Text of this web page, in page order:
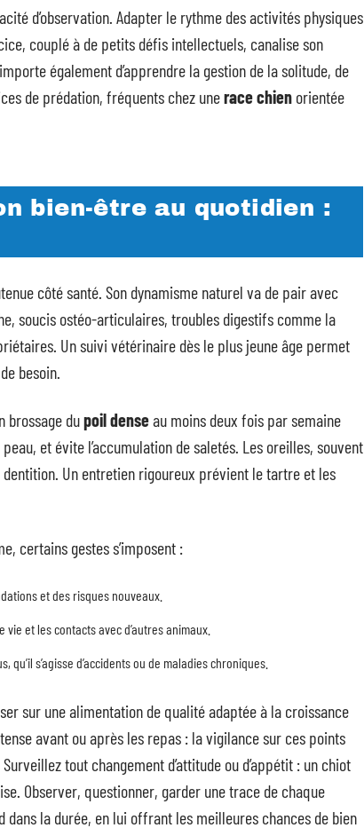
d’observation. Adapter le rythme des activités physiques
couplé à de petits défis intellectuels, canalise son
également d’apprendre la gestion de la solitude, de
de prédation, fréquents chez unerace chien orientée
bien-être au quotidien :
côté santé. Son dynamisme naturel va de pair avec
soucis ostéo-articulaires, troubles digestifs comme la
Un suivi vétérinaire dès le plus jeune âge permet
besoin.
brossage dupoil denseau moins deux fois par semaine
et évite l’accumulation de saletés. Les oreilles, souvent
Un entretien rigoureux prévient le tartre et les
certains gestes s’imposent :
et des risques nouveaux.
et les contacts avec d’autres animaux.
s’agisse d’accidents ou de maladies chroniques.
sur une alimentation de qualité adaptée à la croissance
avant ou après les repas : la vigilance sur ces points
tout changement d’attitude ou d’appétit : un chiot
Observer, questionner, garder une trace de chaque
dans la durée, en lui offrant les meilleures chances de bien